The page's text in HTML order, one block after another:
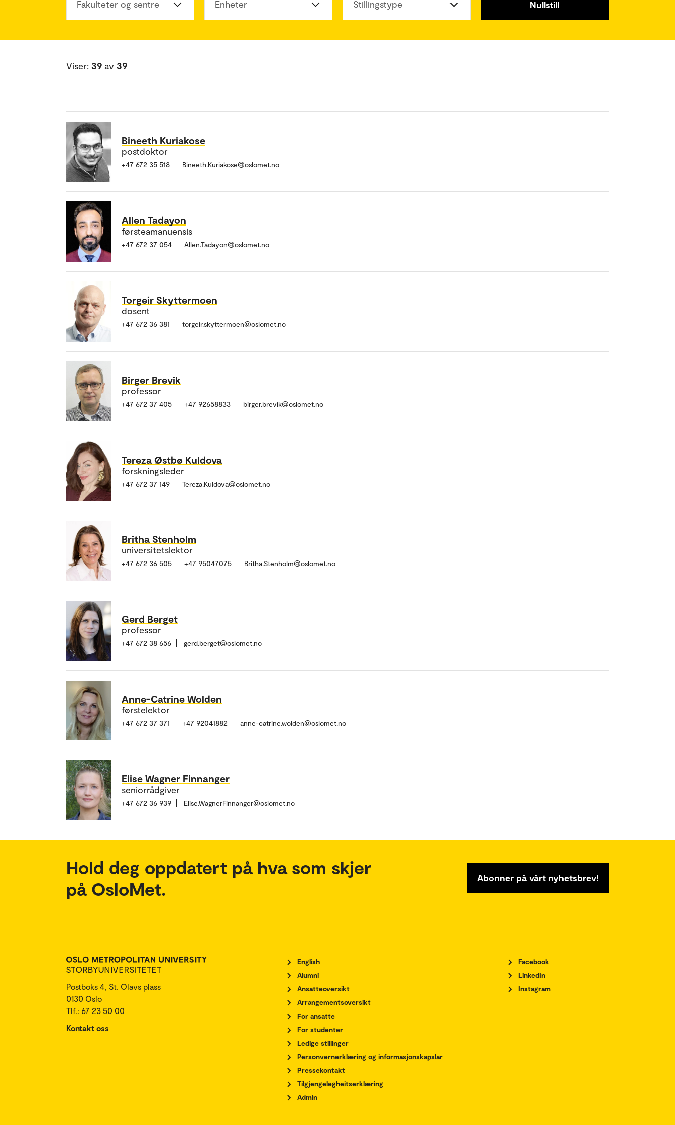
Fakulteter og sentre Enheter Stillingstype Nullstill
Viser: 39 av 39
Bineeth Kuriakose
postdoktor
+47 672 35 518 Bineeth.Kuriakose@oslomet.no
Allen Tadayon
førsteamanuensis
+47 672 37 054 Allen.Tadayon@oslomet.no
Torgeir Skyttermoen
dosent
+47 672 36 381 torgeir.skyttermoen@oslomet.no
Birger Brevik
professor
+47 672 37 405 +47 92658833 birger.brevik@oslomet.no
Tereza Østbø Kuldova
forskningsleder
+47 672 37 149 Tereza.Kuldova@oslomet.no
Britha Stenholm
universitetslektor
+47 672 36 505 +47 95047075 Britha.Stenholm@oslomet.no
Gerd Berget
professor
+47 672 38 656 gerd.berget@oslomet.no
Anne-Catrine Wolden
førstelektor
+47 672 37 371 +47 92041882 anne-catrine.wolden@oslomet.no
Elise Wagner Finnanger
seniorrådgiver
+47 672 36 939 Elise.WagnerFinnanger@oslomet.no
Hold deg oppdatert på hva som skjer
på OsloMet.
Abonner på vårt nyhetsbrev!
Postboks 4, St. Olavs plass
0130 Oslo
Tlf.: 67 23 50 00
Kontakt oss
English
Alumni
Ansatteoversikt
Arrangementsoversikt
For ansatte
For studenter
Ledige stillinger
Personvernerklæring og informasjonskapslar
Pressekontakt
Tilgjengelegheitserklæring
Admin
Facebook
LinkedIn
Instagram